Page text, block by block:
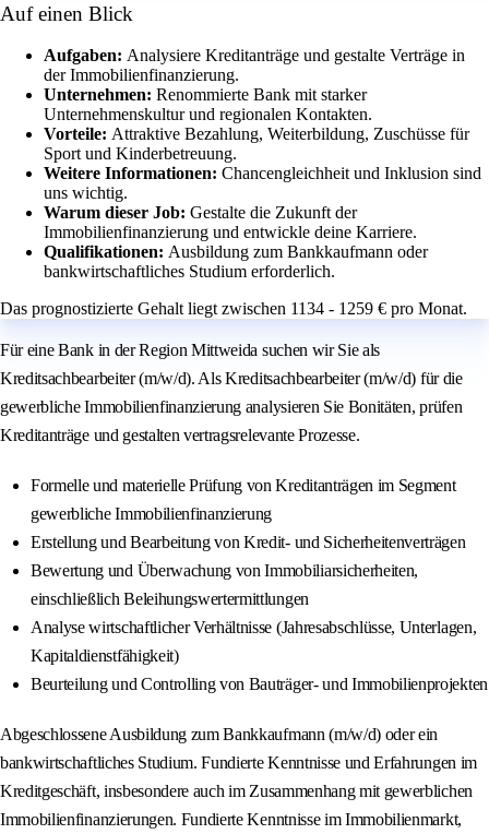
Auf einen Blick
Aufgaben: Analysiere Kreditanträge und gestalte Verträge in
der Immobilienfinanzierung.
Unternehmen: Renommierte Bank mit starker
Unternehmenskultur und regionalen Kontakten.
Vorteile: Attraktive Bezahlung, Weiterbildung, Zuschüsse für
Sport und Kinderbetreuung.
Weitere Informationen: Chancengleichheit und Inklusion sind
uns wichtig.
Warum dieser Job: Gestalte die Zukunft der
Immobilienfinanzierung und entwickle deine Karriere.
Qualifikationen: Ausbildung zum Bankkaufmann oder
bankwirtschaftliches Studium erforderlich.
Das prognostizierte Gehalt liegt zwischen 1134 - 1259 € pro Monat.
Für eine Bank in der Region Mittweida suchen wir Sie als
Kreditsachbearbeiter (m/w/d). Als Kreditsachbearbeiter (m/w/d) für die
gewerbliche Immobilienfinanzierung analysieren Sie Bonitäten, prüfen
Kreditanträge und gestalten vertragsrelevante Prozesse.
Formelle und materielle Prüfung von Kreditanträgen im Segment
gewerbliche Immobilienfinanzierung
Erstellung und Bearbeitung von Kredit‑ und Sicherheitenverträgen
Bewertung und Überwachung von Immobiliarsicherheiten,
einschließlich Beleihungswertermittlungen
Analyse wirtschaftlicher Verhältnisse (Jahresabschlüsse, Unterlagen,
Kapitaldienstfähigkeit)
Beurteilung und Controlling von Bauträger‑ und Immobilienprojekten
Abgeschlossene Ausbildung zum Bankkaufmann (m/w/d) oder ein
bankwirtschaftliches Studium. Fundierte Kenntnisse und Erfahrungen im
Kreditgeschäft, insbesondere auch im Zusammenhang mit gewerblichen
Immobilienfinanzierungen. Fundierte Kenntnisse im Immobilienmarkt,